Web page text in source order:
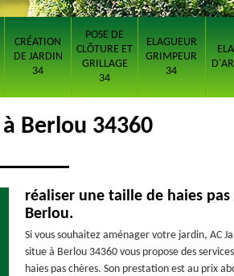
CRÉATION
DE JARDIN
34
POSE DE
CLÔTURE ET
GRILLAGE
34
ELAGUEUR
GRIMPEUR
34
Berlou 34360
réaliser une taille de haies pas
Berlou.
Si vous souhaitez aménager votre jardin, AC
situe à Berlou 34360 vous propose des
haies pas chères. Son prestation est au prix